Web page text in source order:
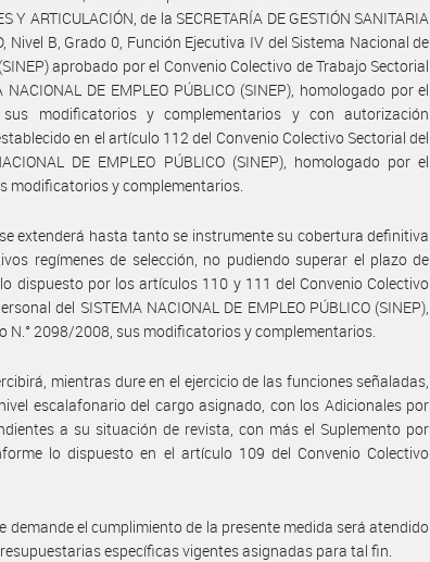
Y ARTICULACIÓN, de la SECRETARÍA DE GESTIÓN SANITARIA
Nivel B, Grado 0, Función Ejecutiva IV del Sistema Nacional de
aprobado por el Convenio Colectivo de Trabajo Sectorial
DE EMPLEO PÚBLICO (SINEP), homologado por el
modificatorios y complementarios y con autorización
en el artículo 112 del Convenio Colectivo Sectorial del
DE EMPLEO PÚBLICO (SINEP), homologado por el
modificatorios y complementarios.
se extenderá hasta tanto se instrumente su cobertura definitiva
regímenes de selección, no pudiendo superar el plazo de
dispuesto por los artículos 110 y 111 del Convenio Colectivo
del SISTEMA NACIONAL DE EMPLEO PÚBLICO (SINEP),
N.° 2098/2008, sus modificatorios y complementarios.
mientras dure en el ejercicio de las funciones señaladas,
escalafonario del cargo asignado, con los Adicionales por
a su situación de revista, con más el Suplemento por
lo dispuesto en el artículo 109 del Convenio Colectivo
demande el cumplimiento de la presente medida será atendido
específicas vigentes asignadas para tal fin.